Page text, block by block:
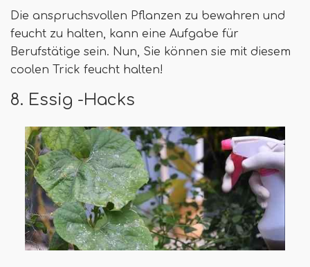
Die anspruchsvollen Pflanzen zu bewahren und
feucht zu halten, kann eine Aufgabe für
Berufstätige sein. Nun, Sie können sie mit diesem
coolen Trick feucht halten!
8. Essig -Hacks